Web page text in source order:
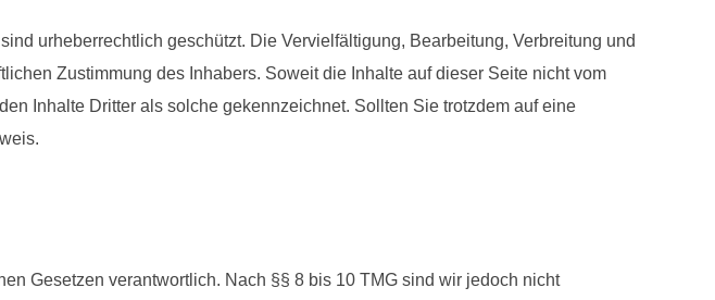
urheberrechtlich geschützt. Die Vervielfältigung, Bearbeitung, Verbreitung und
Zustimmung des Inhabers. Soweit die Inhalte auf dieser Seite nicht vom
Inhalte Dritter als solche gekennzeichnet. Sollten Sie trotzdem auf eine
Gesetzen verantwortlich. Nach §§ 8 bis 10 TMG sind wir jedoch nicht